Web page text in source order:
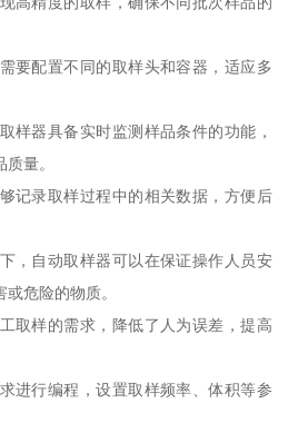
要配置不同的取样头和容器，适应多
样器具备实时监测样品条件的功能，
量。
记录取样过程中的相关数据，方便后
，自动取样器可以在保证操作人员安
危险的物质。
取样的需求，降低了人为误差，提高
进行编程，设置取样频率、体积等参